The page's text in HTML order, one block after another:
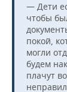
— Дети
чтобы
покой,
могли
будем
плачут